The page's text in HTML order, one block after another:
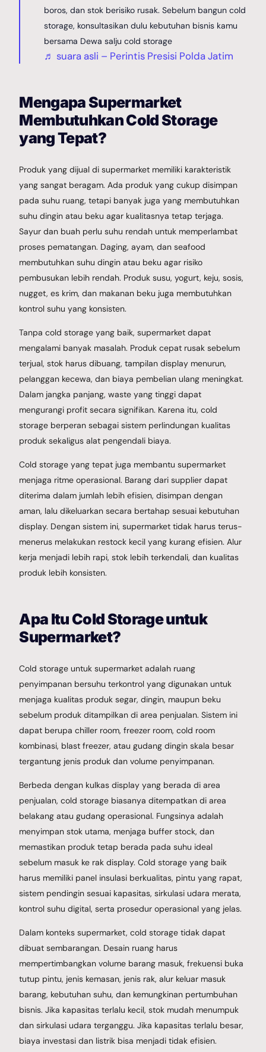
boros, dan stok berisiko rusak. Sebelum bangun cold
storage, konsultasikan dulu kebutuhan bisnis kamu
bersama Dewa salju cold storage
♬ suara asli – Perintis Presisi Polda Jatim
Mengapa Supermarket
Membutuhkan Cold Storage
yang Tepat?
Produk yang dijual di supermarket memiliki karakteristik
yang sangat beragam. Ada produk yang cukup disimpan
pada suhu ruang, tetapi banyak juga yang membutuhkan
suhu dingin atau beku agar kualitasnya tetap terjaga.
Sayur dan buah perlu suhu rendah untuk memperlambat
proses pematangan. Daging, ayam, dan seafood
membutuhkan suhu dingin atau beku agar risiko
pembusukan lebih rendah. Produk susu, yogurt, keju, sosis,
nugget, es krim, dan makanan beku juga membutuhkan
kontrol suhu yang konsisten.
Tanpa cold storage yang baik, supermarket dapat
mengalami banyak masalah. Produk cepat rusak sebelum
terjual, stok harus dibuang, tampilan display menurun,
pelanggan kecewa, dan biaya pembelian ulang meningkat.
Dalam jangka panjang, waste yang tinggi dapat
mengurangi profit secara signifikan. Karena itu, cold
storage berperan sebagai sistem perlindungan kualitas
produk sekaligus alat pengendali biaya.
Cold storage yang tepat juga membantu supermarket
menjaga ritme operasional. Barang dari supplier dapat
diterima dalam jumlah lebih efisien, disimpan dengan
aman, lalu dikeluarkan secara bertahap sesuai kebutuhan
display. Dengan sistem ini, supermarket tidak harus terus-
menerus melakukan restock kecil yang kurang efisien. Alur
kerja menjadi lebih rapi, stok lebih terkendali, dan kualitas
produk lebih konsisten.
Apa Itu Cold Storage untuk
Supermarket?
Cold storage untuk supermarket adalah ruang
penyimpanan bersuhu terkontrol yang digunakan untuk
menjaga kualitas produk segar, dingin, maupun beku
sebelum produk ditampilkan di area penjualan. Sistem ini
dapat berupa chiller room, freezer room, cold room
kombinasi, blast freezer, atau gudang dingin skala besar
tergantung jenis produk dan volume penyimpanan.
Berbeda dengan kulkas display yang berada di area
penjualan, cold storage biasanya ditempatkan di area
belakang atau gudang operasional. Fungsinya adalah
menyimpan stok utama, menjaga buffer stock, dan
memastikan produk tetap berada pada suhu ideal
sebelum masuk ke rak display. Cold storage yang baik
harus memiliki panel insulasi berkualitas, pintu yang rapat,
sistem pendingin sesuai kapasitas, sirkulasi udara merata,
kontrol suhu digital, serta prosedur operasional yang jelas.
Dalam konteks supermarket, cold storage tidak dapat
dibuat sembarangan. Desain ruang harus
mempertimbangkan volume barang masuk, frekuensi buka
tutup pintu, jenis kemasan, jenis rak, alur keluar masuk
barang, kebutuhan suhu, dan kemungkinan pertumbuhan
bisnis. Jika kapasitas terlalu kecil, stok mudah menumpuk
dan sirkulasi udara terganggu. Jika kapasitas terlalu besar,
biaya investasi dan listrik bisa menjadi tidak efisien.